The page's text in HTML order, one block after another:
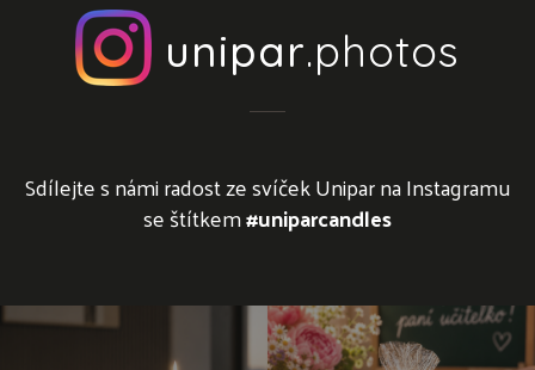
unipar.photos
Sdílejte s námi radost ze svíček Unipar na Instagramu
se štítkem#uniparcandles